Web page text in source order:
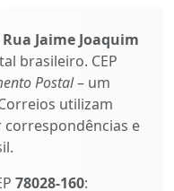
Rua Jaime Joaquim
brasileiro. CEP
Postal– um
utilizam
e
78028-160: